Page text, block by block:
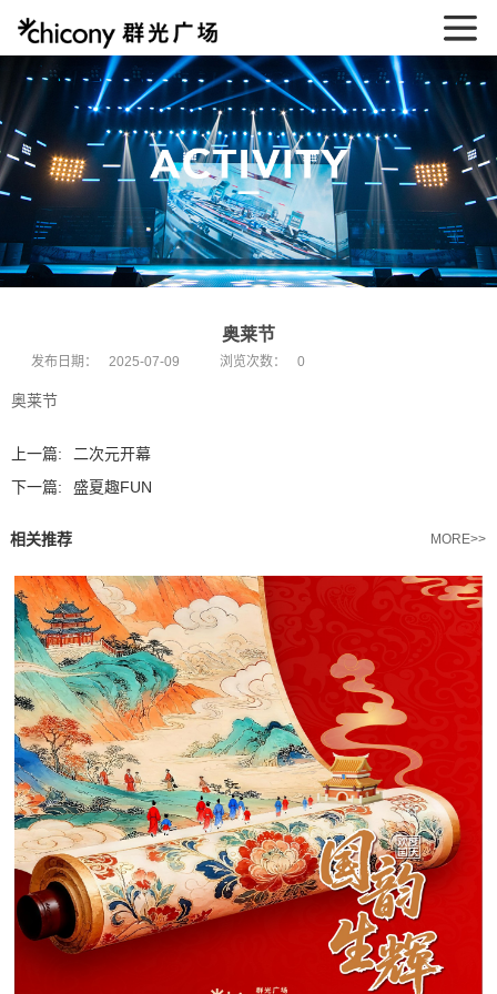
奥莱节
发布日期： 2025-07-09 浏览次数： 0
奥莱节
上一篇:
二次元开幕
下一篇:
盛夏趣FUN
相关推荐 MORE>>